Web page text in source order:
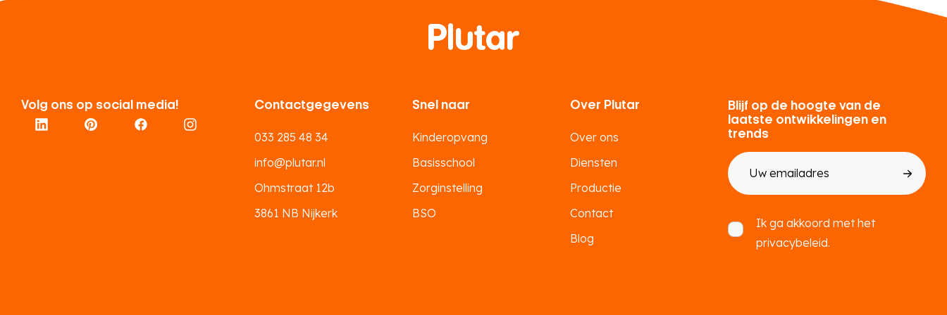
Volg ons op social media! Contactgegevens
033 285 48 34
info@plutar.nl
Ohmstraat 12b
3861 NB Nijkerk
Snel naar
Kinderopvang
Basisschool
Zorginstelling
BSO
Over Plutar
Over ons
Diensten
Productie
Contact
Blog
Blijf op de hoogte van de
laatste ontwikkelingen en
trends
E-
mailadres
Ik ga akkoord met het
privacybeleid.